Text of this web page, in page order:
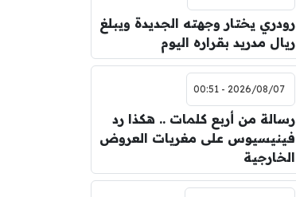
رودري يختار وجهته الجديدة ويبلغ
ريال مدريد بقراره اليوم
2026/08/07 - 00:51
رسالة من أربع كلمات .. هكذا رد
فينيسيوس على مغريات العروض
الخارجية